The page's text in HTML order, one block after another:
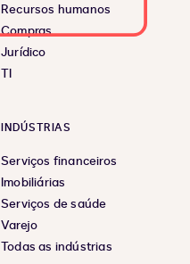
Recursos humanos
Compras
Jurídico
TI
INDÚSTRIAS
Serviços financeiros
Imobiliárias
Serviços de saúde
Varejo
Todas as indústrias